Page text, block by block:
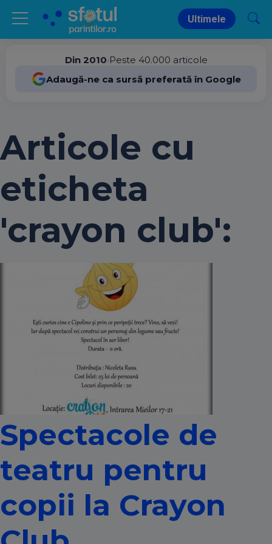
Ultimele
Din 2010•Peste 40.000 articole
Adaugă-ne ca sursă preferată în Google
Articole cu
eticheta
'crayon club':
Spectacole de
teatru pentru
copii la Crayon